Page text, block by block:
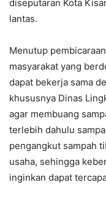
diseputaran Kota
lantas.
Menutup
masyarakat yang
dapat bekerja sama
khususnya Dinas
agar membuang
terlebih dahulu
pengangkut sampah
usaha, sehingga
inginkan dapat